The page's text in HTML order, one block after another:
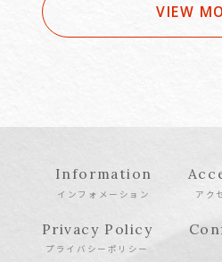
VIEW
Information
インフォメーション アク
Privacy Policy
プライバシーポリシー